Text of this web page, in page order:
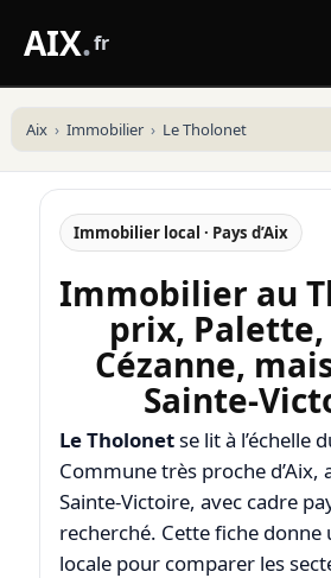
AIX.fr
Aix Immobilier Le Tholonet
Immobilier local · Pays d’Aix
Immobilier au
prix,
Cézanne,
Sainte-
Le Tholonetse lit à l’échelle
Commune très proche d’Aix,
Sainte-Victoire, avec cadre
recherché. Cette fiche donne
locale pour comparer les